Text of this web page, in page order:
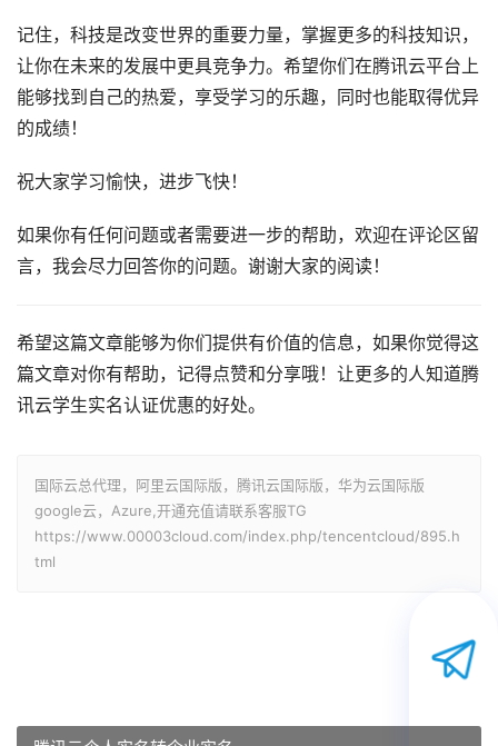
记住，科技是改变世界的重要力量，掌握更多的科技知识，
让你在未来的发展中更具竞争力。希望你们在腾讯云平台上
能够找到自己的热爱，享受学习的乐趣，同时也能取得优异
的成绩！
祝大家学习愉快，进步飞快！
如果你有任何问题或者需要进一步的帮助，欢迎在评论区留
言，我会尽力回答你的问题。谢谢大家的阅读！
希望这篇文章能够为你们提供有价值的信息，如果你觉得这
篇文章对你有帮助，记得点赞和分享哦！让更多的人知道腾
讯云学生实名认证优惠的好处。
国际云总代理，阿里云国际版，腾讯云国际版，华为云国际版
google云，Azure,开通充值请联系客服TG
https://www.00003cloud.com/index.php/tencentcloud/895.h
tml